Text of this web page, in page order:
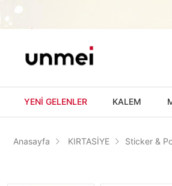
YENİ GELENLER KALEM
Anasayfa KIRTASİYE Sticker &